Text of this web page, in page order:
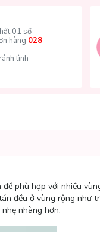
01 số
hàng 028
tình
phù hợp với nhiều
đều ở vùng rộng như
nhàng hơn.